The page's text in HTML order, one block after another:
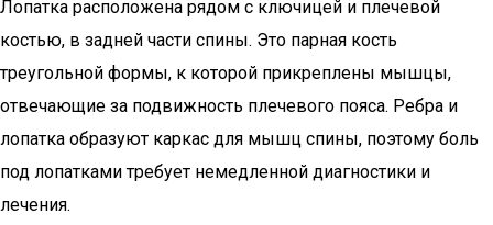
Лопатка расположена рядом с ключицей и плечевой
костью, в задней части спины. Это парная кость
треугольной формы, к которой прикреплены мышцы,
отвечающие за подвижность плечевого пояса. Ребра и
лопатка образуют каркас для мышц спины, поэтому боль
под лопатками требует немедленной диагностики и
лечения.